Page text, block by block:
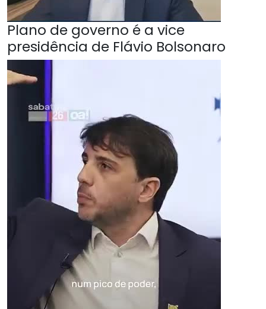
Plano de governo é a vice
presidência de Flávio Bolsonaro